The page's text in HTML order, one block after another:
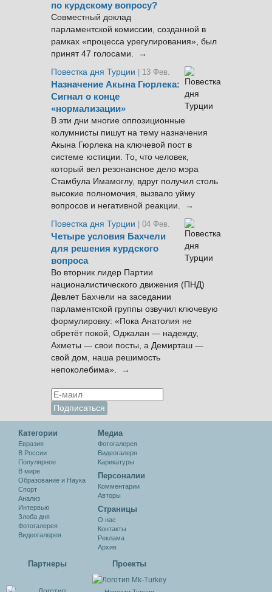
по курдскому вопросу?
Совместный доклад
парламентской комиссии, созданной в
рамках «процесса урегулирования», был
принят 47 голосами. →
Повестка дня Турции
| 13 Фев.
Назначение Акына Гюрлека:
Сигнал о конце
«нормализации»
В эти дни многие оппозиционные
колумнисты пишут на тему назначения
Акына Гюрлека на ключевой пост в
системе юстиции. То, что человек,
который вел резонансное дело мэра
Стамбула Имамоглу, вдруг получил столь
высокие полномочия, вызвало уйму
вопросов и негативной реакции. →
Повестка дня Турции
| 04 Фев.
Четыре условия Бахчели
для решения курдского
вопроса
Во вторник лидер Партии
националистического движения (ПНД)
Девлет Бахчели на заседании
парламентской группы озвучил ключевую
формулировку: «Пока Анатолия не
обретёт покой, Оджалан — надежду,
Ахметы — свои посты, а Демирташ —
свой дом, наша решимость
непоколебима». →
Категории
Евразия
В России
Популярное
В мире
Образование и Наука
Спорт
Анализ
Интервью
Злоба дня
Фотогалерея
Видеогалерея
Медиа
Фотогалерея
Видеогалеря
Карикатуры
Персоналии
Комментарии
Авторы
Cтраницы
О нас
Контакты
Реклама
Архив
Партнеры Проекты